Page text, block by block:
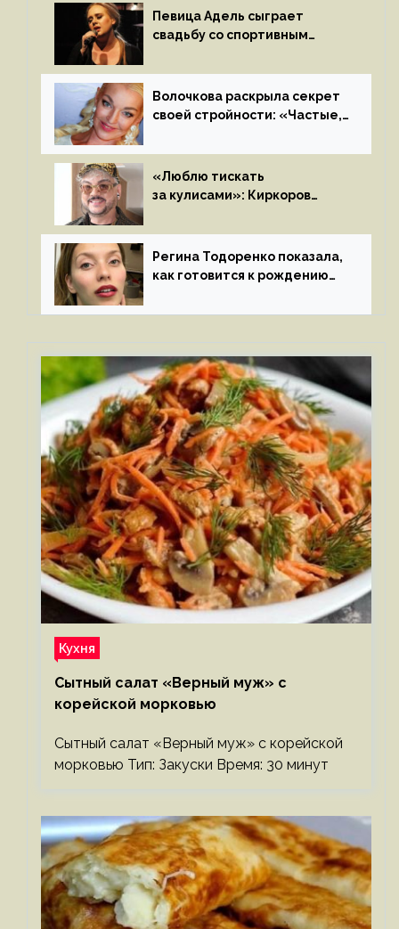
Певица Адель сыграет
свадьбу со спортивным
летом
Волочкова раскрыла секрет
своей стройности: «Частые,
«Люблю тискать
за кулисами»: Киркоров
к молодой особе
Регина Тодоренко показала,
как готовится к рождению
Кухня
Сытный салат «Верный муж» с
корейской морковью
Сытный салат «Верный муж» с корейской
морковью Тип: Закуски Время: 30 минут